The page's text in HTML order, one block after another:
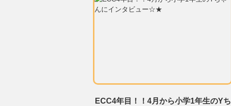
ECC4年目！！4月から小学1年生のYち